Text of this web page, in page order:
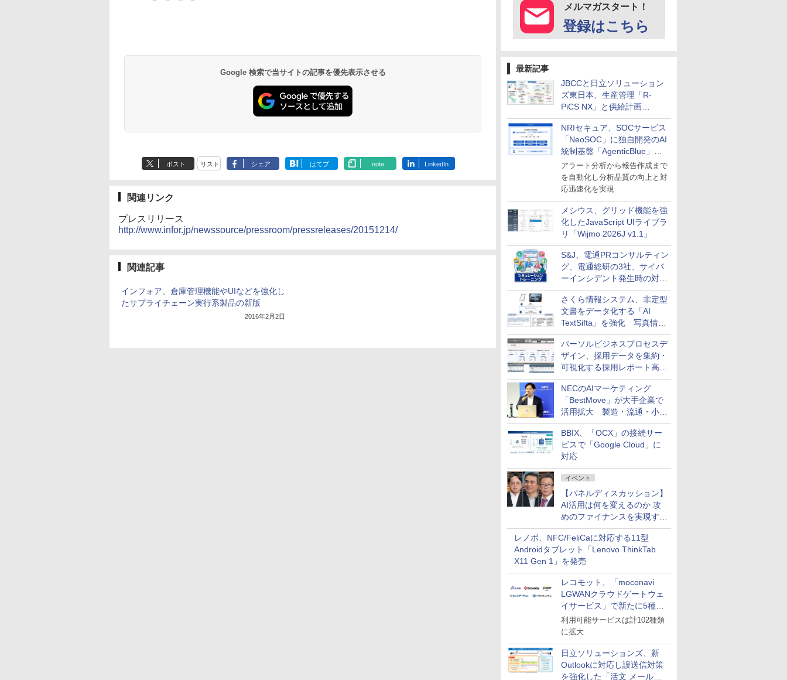
メルマガスタート！
登録はこちら
最新記事
JBCCと日立ソリューション
ズ東日本、生産管理「R-
PiCS NX」と供給計画
「scSQUARE ISP」の連携サ
ービスを提供開始
NRIセキュア、SOCサービス
「NeoSOC」に独自開発のAI
統制基盤「AgenticBlue」を
導入
アラート分析から報告作成まで
を自動化し分析品質の向上と対
応迅速化を実現
メシウス、グリッド機能を強
化したJavaScript UIライブラ
リ「Wijmo 2026J v1.1」
S&J、電通PRコンサルティン
グ、電通総研の3社、サイバ
ーインシデント発生時の対応
と危機管理広報を一体的に訓
練するプログラムを提供
さくら情報システム、非定型
文書をデータ化する「AI
TextSifta」を強化 写真情報
のデータ化などに対応
パーソルビジネスプロセスデ
ザイン、採用データを集約・
可視化する採用レポート高速
化サービスを提供
NECのAIマーケティング
「BestMove」が大手企業で
活用拡大 製造・流通・小売
企業・広告代理店などが実装
フェーズへ
BBIX、「OCX」の接続サー
ビスで「Google Cloud」に
対応
イベント
【パネルディスカッション】
AI活用は何を変えるのか 攻
めのファイナンスを実現する
業務設計とマインドセット変
革
レノボ、NFC/FeliCaに対応する11型
Androidタブレット「Lenovo ThinkTab
X11 Gen 1」を発売
レコモット、「moconavi
LGWANクラウドゲートウェ
イサービス」で新たに5種類
のサービスと連携開始
利用可能サービスは計102種類
に拡大
日立ソリューションズ、新
Outlookに対応し誤送信対策
を強化した「活文 メール誤
Google 検索で当サイトの記事を優先表示させる
ポスト リスト シェア はてブ note LinkedIn
関連リンク
プレスリリース
http://www.infor.jp/newssource/pressroom/pressreleases/20151214/
関連記事
インフォア、倉庫管理機能やUIなどを強化し
たサプライチェーン実行系製品の新版
2016年2月2日